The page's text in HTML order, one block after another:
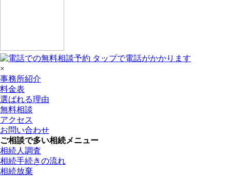
×
事務所紹介
料金表
選ばれる理由
無料相談
アクセス
お問い合わせ
ご相談で多い相続メニュー
相続人調査
相続手続きの流れ
相続放棄